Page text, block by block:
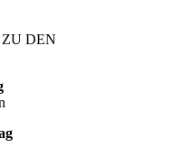
DEN